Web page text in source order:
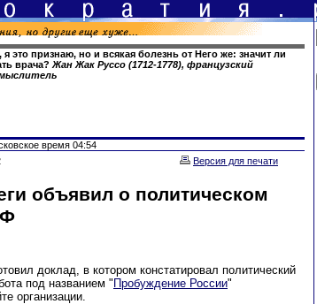
я это признаю, но и всякая болезнь от Него же: значит ли
врача? Жан Жак Руссо (1712-1778), французский
время 04:54
Версия для печати
объявил о политическом
доклад, в котором констатировал политический
под названием "Пробуждение России"
организации.